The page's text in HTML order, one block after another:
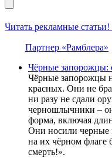
Читать рекламные статьи!
Партнер «Рамблера»
Чёрные запорожцы:
Чёрные запорожцы
красных. Они не
ни разу не сдали
черношлычники –
форма, включая
Они носили черные
на их чёрном флаге
смерть!».